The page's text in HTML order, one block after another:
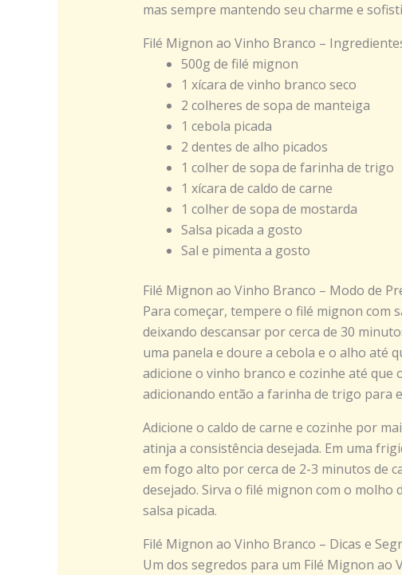
mas sempre mantendo seu charme e
Filé Mignon ao Vinho Branco –
500g de filé mignon
1 xícara de vinho branco seco
2 colheres de sopa de manteiga
1 cebola picada
2 dentes de alho picados
1 colher de sopa de farinha de trigo
1 xícara de caldo de carne
1 colher de sopa de mostarda
Salsa picada a gosto
Sal e pimenta a gosto
Filé Mignon ao Vinho Branco – Modo de
Para começar, tempere o filé mignon com
deixando descansar por cerca de 30
uma panela e doure a cebola e o alho até
adicione o vinho branco e cozinhe até que
adicionando então a farinha de trigo para
Adicione o caldo de carne e cozinhe por
atinja a consistência desejada. Em uma
em fogo alto por cerca de 2-3 minutos de
desejado. Sirva o filé mignon com o molho
salsa picada.
Filé Mignon ao Vinho Branco – Dicas e
Um dos segredos para um Filé Mignon ao